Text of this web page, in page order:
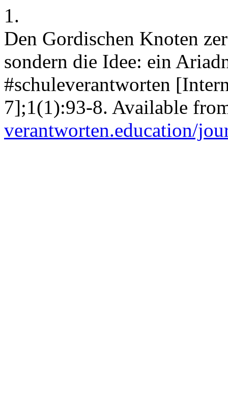
1.
Den Gordischen Knoten
sondern die Idee: ein
#schuleverantworten
7];1(1):93-8. Available
verantworten.education/